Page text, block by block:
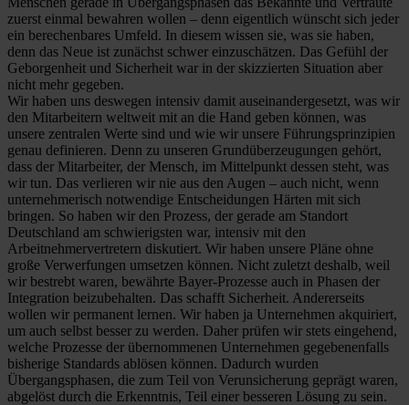
zuerst einmal bewahren wollen – denn eigentlich wünscht sich jeder
ein berechenbares Umfeld. In diesem wissen sie, was sie haben,
denn das Neue ist zunächst schwer einzuschätzen. Das Gefühl der
Geborgenheit und Sicherheit war in der skizzierten Situation aber
nicht mehr gegeben.
Wir haben uns deswegen intensiv damit auseinandergesetzt, was wir
den Mitarbeitern weltweit mit an die Hand geben können, was
unsere zentralen Werte sind und wie wir unsere Führungsprinzipien
genau definieren. Denn zu unseren Grundüberzeugungen gehört,
dass der Mitarbeiter, der Mensch, im Mittelpunkt dessen steht, was
wir tun. Das verlieren wir nie aus den Augen – auch nicht, wenn
unternehmerisch notwendige Entscheidungen Härten mit sich
bringen. So haben wir den Prozess, der gerade am Standort
Deutschland am schwierigsten war, intensiv mit den
Arbeitnehmervertretern diskutiert. Wir haben unsere Pläne ohne
große Verwerfungen umsetzen können. Nicht zuletzt deshalb, weil
wir bestrebt waren, bewährte Bayer-Prozesse auch in Phasen der
Integration beizubehalten. Das schafft Sicherheit. Andererseits
wollen wir permanent lernen. Wir haben ja Unternehmen akquiriert,
um auch selbst besser zu werden. Daher prüfen wir stets eingehend,
welche Prozesse der übernommenen Unternehmen gegebenenfalls
bisherige Standards ablösen können. Dadurch wurden
Übergangsphasen, die zum Teil von Verunsicherung geprägt waren,
abgelöst durch die Erkenntnis, Teil einer besseren Lösung zu sein.